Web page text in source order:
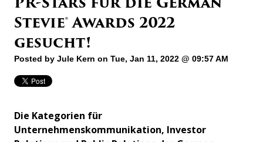
Stevie® Awards 2022
gesucht!
Posted by Jule Kern on Tue, Jan 11, 2022 @ 09:57 AM
Die Kategorien für
Unternehmenskommunikation, Investor